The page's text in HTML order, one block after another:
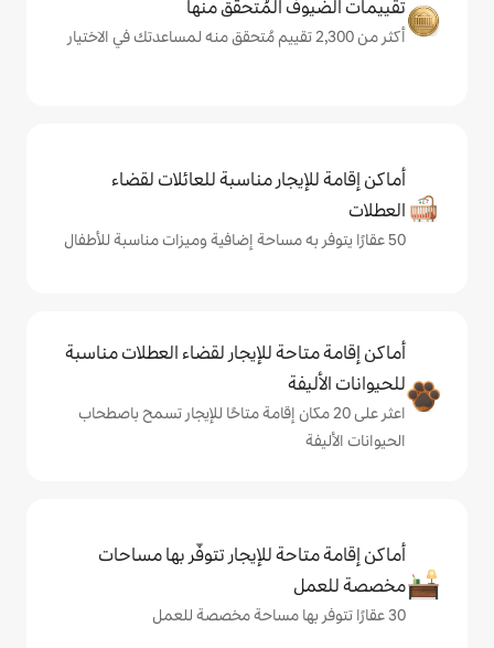
المُتحقَّق منها
مناسبة للعائلات لقضاء
للإيجار لقضاء العطلات مناسبة
20 مكان إقامة متاحًا للإيجار تسمح باصطحاب
للإيجار تتوفّر بها مساحات